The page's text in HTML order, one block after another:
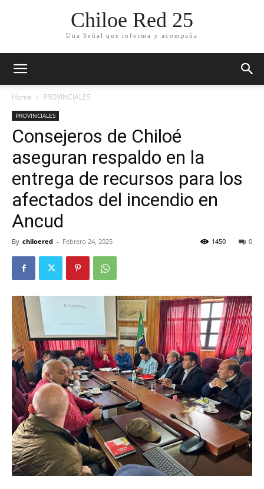
Chiloe Red 25
Una Señal que informa y acompaña
Home PROVINCIALES
PROVINCIALES
Consejeros de Chiloé
aseguran respaldo en la
entrega de recursos para los
afectados del incendio en
Ancud
By chiloered - Febrero 24, 2025 0
1450